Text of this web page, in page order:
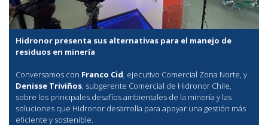
Hidronor presenta sus alternativas para el manejo de
residuos en minería
Conversamos con Franco Cid, ejecutivo Comercial Zona Norte, y
Denisse Triviños, subgerente Comercial de Hidronor Chile,
sobre los principales desafíos ambientales de la minería y las
soluciones que Hidronor desarrolla para apoyar una gestión más
eficiente y sostenible.